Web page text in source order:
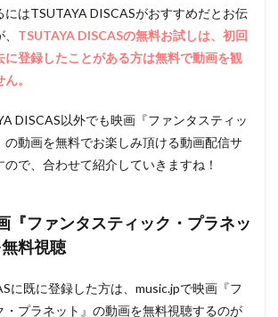
にはTSUTAYA DISCASがおすすめだとお伝
TSUTAYA DISCASの無料お試しは、初回
に登録したことがある方は無料で動画を観
。
DISCAS以外でも映画『ファンタスティッ
の動画を無料でお楽しみ頂ける動画配信サ
で、合わせて紹介していきますね！
『ファンタスティック・プラネッ
料視聴
に既に登録した方は、music.jpで映画『フ
・プラネット』の動画を無料視聴するのが